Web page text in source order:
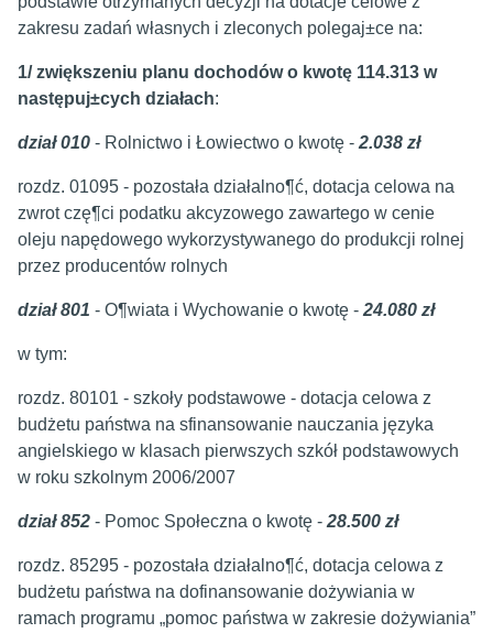
zakresu zadań własnych i zleconych polegaj±ce na:
1/ zwiększeniu planu dochodów o kwotę 114.313 w
następuj±cych działach:
dział 010 - Rolnictwo i Łowiectwo o kwotę - 2.038 zł
rozdz. 01095 - pozostała działalno¶ć, dotacja celowa na
zwrot czę¶ci podatku akcyzowego zawartego w cenie
oleju napędowego wykorzystywanego do produkcji rolnej
przez producentów rolnych
dział 801 - O¶wiata i Wychowanie o kwotę - 24.080 zł
w tym:
rozdz. 80101 - szkoły podstawowe - dotacja celowa z
budżetu państwa na sfinansowanie nauczania języka
angielskiego w klasach pierwszych szkół podstawowych
w roku szkolnym 2006/2007
dział 852 - Pomoc Społeczna o kwotę - 28.500 zł
rozdz. 85295 - pozostała działalno¶ć, dotacja celowa z
budżetu państwa na dofinansowanie dożywiania w
ramach programu „pomoc państwa w zakresie dożywiania”